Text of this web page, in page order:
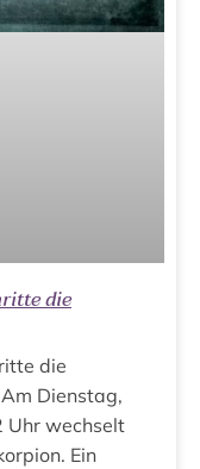
die
die
Dienstag,
Uhr wechselt
Ein